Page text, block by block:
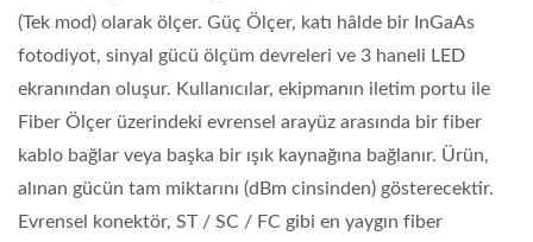
(Tek mod) olarak ölçer. Güç Ölçer, katı hâlde bir InGaAs
fotodiyot, sinyal gücü ölçüm devreleri ve 3 haneli LED
ekranından oluşur. Kullanıcılar, ekipmanın iletim portu ile
Fiber Ölçer üzerindeki evrensel arayüz arasında bir fiber
kablo bağlar veya başka bir ışık kaynağına bağlanır. Ürün,
alınan gücün tam miktarını (dBm cinsinden) gösterecektir.
Evrensel konektör, ST / SC / FC gibi en yaygın fiber